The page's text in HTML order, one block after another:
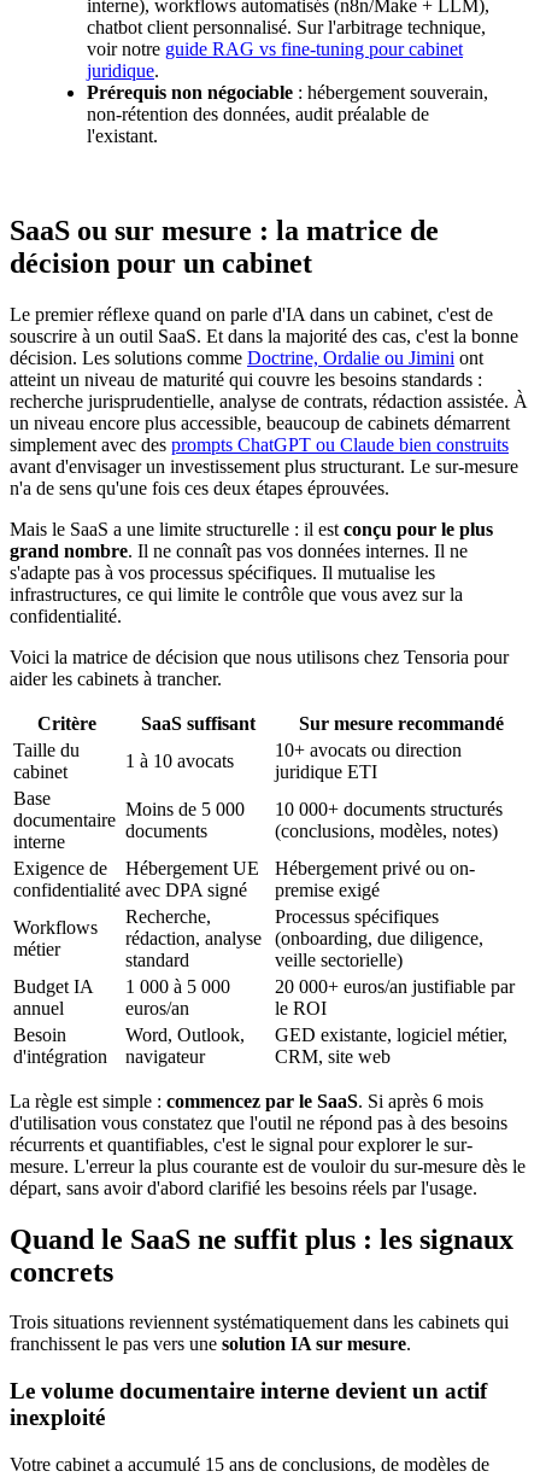
interne), workflows automatisés (n8n/Make + LLM),
chatbot client personnalisé. Sur l'arbitrage technique,
voir notre guide RAG vs fine-tuning pour cabinet
juridique.
Prérequis non négociable : hébergement souverain,
non-rétention des données, audit préalable de
l'existant.
SaaS ou sur mesure : la matrice de
décision pour un cabinet
Le premier réflexe quand on parle d'IA dans un cabinet, c'est de
souscrire à un outil SaaS. Et dans la majorité des cas, c'est la bonne
décision. Les solutions comme Doctrine, Ordalie ou Jimini ont
atteint un niveau de maturité qui couvre les besoins standards :
recherche jurisprudentielle, analyse de contrats, rédaction assistée. À
un niveau encore plus accessible, beaucoup de cabinets démarrent
simplement avec des prompts ChatGPT ou Claude bien construits
avant d'envisager un investissement plus structurant. Le sur-mesure
n'a de sens qu'une fois ces deux étapes éprouvées.
Mais le SaaS a une limite structurelle : il est conçu pour le plus
grand nombre. Il ne connaît pas vos données internes. Il ne
s'adapte pas à vos processus spécifiques. Il mutualise les
infrastructures, ce qui limite le contrôle que vous avez sur la
confidentialité.
Voici la matrice de décision que nous utilisons chez Tensoria pour
aider les cabinets à trancher.
Critère SaaS suffisant
Sur mesure recommandé
Taille du
cabinet
1 à 10 avocats
10+ avocats ou direction
juridique ETI
Base
documentaire
interne
Moins de 5 000
documents
10 000+ documents structurés
(conclusions, modèles, notes)
Exigence de
confidentialité
Hébergement UE
avec DPA signé
Hébergement privé ou on-
premise exigé
Workflows
métier
Recherche,
rédaction, analyse
standard
Processus spécifiques
(onboarding, due diligence,
veille sectorielle)
Budget IA
annuel
1 000 à 5 000
euros/an
20 000+ euros/an justifiable par
le ROI
Besoin
d'intégration
Word, Outlook,
navigateur
GED existante, logiciel métier,
CRM, site web
La règle est simple : commencez par le SaaS. Si après 6 mois
d'utilisation vous constatez que l'outil ne répond pas à des besoins
récurrents et quantifiables, c'est le signal pour explorer le sur-
mesure. L'erreur la plus courante est de vouloir du sur-mesure dès le
départ, sans avoir d'abord clarifié les besoins réels par l'usage.
Quand le SaaS ne suffit plus : les signaux
concrets
Trois situations reviennent systématiquement dans les cabinets qui
franchissent le pas vers une solution IA sur mesure.
Le volume documentaire interne devient un actif
inexploité
Votre cabinet a accumulé 15 ans de conclusions, de modèles de